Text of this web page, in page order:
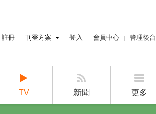
註冊 刊登方案
賣屋刊登
廣告刊登
登入 會員中心 管理後台
經紀人管理後台
設計師管理後台
TV 新聞 更多